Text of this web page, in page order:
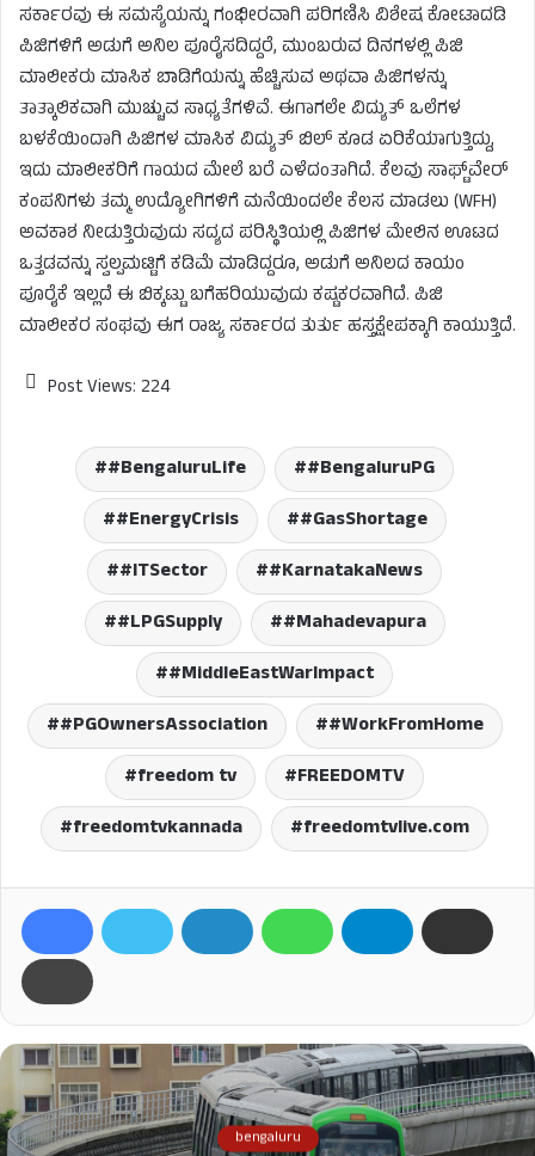
ಸರ್ಕಾರವು ಈ ಸಮಸ್ಯೆಯನ್ನು ಗಂಭೀರವಾಗಿ ಪರಿಗಣಿಸಿ ವಿಶೇಷ ಕೋಟಾದಡಿ
ಪಿಜಿಗಳಿಗೆ ಅಡುಗೆ ಅನಿಲ ಪೂರೈಸದಿದ್ದರೆ, ಮುಂಬರುವ ದಿನಗಳಲ್ಲಿ ಪಿಜಿ
ಮಾಲೀಕರು ಮಾಸಿಕ ಬಾಡಿಗೆಯನ್ನು ಹೆಚ್ಚಿಸುವ ಅಥವಾ ಪಿಜಿಗಳನ್ನು
ತಾತ್ಕಾಲಿಕವಾಗಿ ಮುಚ್ಚುವ ಸಾಧ್ಯತೆಗಳಿವೆ. ಈಗಾಗಲೇ ವಿದ್ಯುತ್ ಒಲೆಗಳ
ಬಳಕೆಯಿಂದಾಗಿ ಪಿಜಿಗಳ ಮಾಸಿಕ ವಿದ್ಯುತ್ ಬಿಲ್ ಕೂಡ ಏರಿಕೆಯಾಗುತ್ತಿದ್ದು,
ಇದು ಮಾಲೀಕರಿಗೆ ಗಾಯದ ಮೇಲೆ ಬರೆ ಎಳೆದಂತಾಗಿದೆ. ಕೆಲವು ಸಾಫ್ಟ್‌ವೇರ್
ಕಂಪನಿಗಳು ತಮ್ಮ ಉದ್ಯೋಗಿಗಳಿಗೆ ಮನೆಯಿಂದಲೇ ಕೆಲಸ ಮಾಡಲು (WFH)
ಅವಕಾಶ ನೀಡುತ್ತಿರುವುದು ಸದ್ಯದ ಪರಿಸ್ಥಿತಿಯಲ್ಲಿ ಪಿಜಿಗಳ ಮೇಲಿನ ಊಟದ
ಒತ್ತಡವನ್ನು ಸ್ವಲ್ಪಮಟ್ಟಿಗೆ ಕಡಿಮೆ ಮಾಡಿದ್ದರೂ, ಅಡುಗೆ ಅನಿಲದ ಕಾಯಂ
ಪೂರೈಕೆ ಇಲ್ಲದೆ ಈ ಬಿಕ್ಕಟ್ಟು ಬಗೆಹರಿಯುವುದು ಕಷ್ಟಕರವಾಗಿದೆ. ಪಿಜಿ
ಮಾಲೀಕರ ಸಂಘವು ಈಗ ರಾಜ್ಯ ಸರ್ಕಾರದ ತುರ್ತು ಹಸ್ತಕ್ಷೇಪಕ್ಕಾಗಿ ಕಾಯುತ್ತಿದೆ.
Post Views: 224
#BengaluruLife
#BengaluruPG
#EnergyCrisis
#GasShortage
#ITSector
#KarnatakaNews
#LPGSupply
#Mahadevapura
#MiddleEastWarImpact
#PGOwnersAssociation
#WorkFromHome
freedom tv
FREEDOMTV
freedomtvkannada
freedomtvlive.com
bengaluru